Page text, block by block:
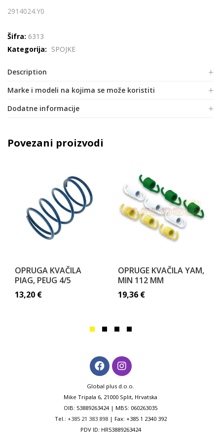
2914024.Y0
Šifra: 6313
Kategorija: SPOJKE
Description
Marke i modeli na kojima se može koristiti
Dodatne informacije
Povezani proizvodi
OPRUGA KVAČILA
PIAG, PEUG 4/5
13,20 €
OPRUGE KVAČILA YAM,
MIN 112 MM
19,36 €
Global plus d.o.o.
Mike Tripala 6, 21000 Split, Hrvatska
OIB: 53889263424 | MBS: 060263035
Tel.: +385 21 383 898| Fax: +385 1 2340 392
PDV ID: HR53889263424